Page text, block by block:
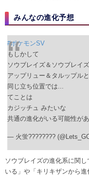
みんなの進化予想
#ポケモンSV
もしかして
ソウブレイズ＆ソウブレイ
アップリュー＆タルップルと
同じ立ち位置では...
てことは
カジッチュ みたいな
共通の進化がいる可能性が
— 火蛍????????
ソウブレイズの進化系に関
いる」や「キリキザンから